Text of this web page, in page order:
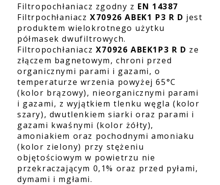
Filtropochłaniacz zgodny z EN 14387
FiltrpochłaniaczX70926 ABEK1 P3 R D jest
produktem wielokrotnego użytku
półmasek dwufiltrowych.
Filtropochłaniacz X70926 ABEK1P3 R D ze
złączem bagnetowym, chroni przed
organicznymi parami i gazami, o
temperaturze wrzenia powyżej 65°C
(kolor brązowy), nieorganicznymi parami
i gazami, z wyjątkiem tlenku węgla (kolor
szary), dwutlenkiem siarki oraz parami i
gazami kwaśnymi (kolor żółty),
amoniakiem oraz pochodnymi amoniaku
(kolor zielony) przy stężeniu
objętościowym w powietrzu nie
przekraczającym 0,1% oraz przed pyłami,
dymami i mgłami.